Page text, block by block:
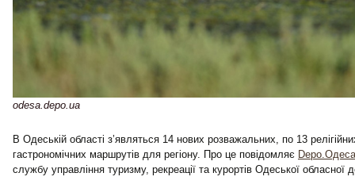
odesa.depo.ua
В Одеській області з’являться 14 нових розважальних, по 13
гастрономічних маршрутів для регіону. Про це повідомляє Depo.Одеса
службу управління туризму, рекреації та курортів Одеської обласної